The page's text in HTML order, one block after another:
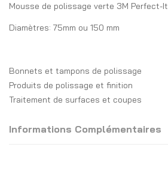
Mousse de polissage verte 3M Perfect-It
Diamètres: 75mm ou 150 mm
Bonnets et tampons de polissage
Produits de polissage et finition
Traitement de surfaces et coupes
Informations Complémentaires